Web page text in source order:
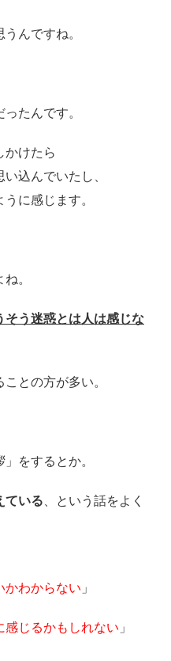
んですね。
たんです。
かけたら
込んでいたし、
に感じます。
。
そう迷惑とは人は感じな
ことの方が多い。
をするとか。
ている 、という話をよく
かわからない 」
感じるかもしれない 」